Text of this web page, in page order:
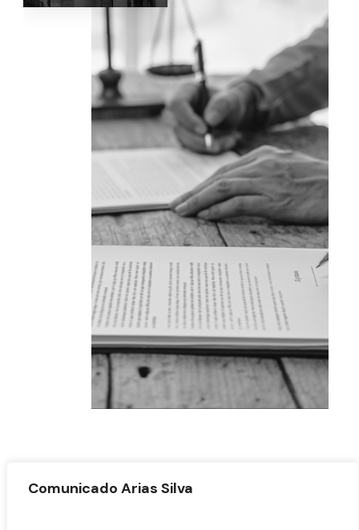
Comunicado Arias Silva